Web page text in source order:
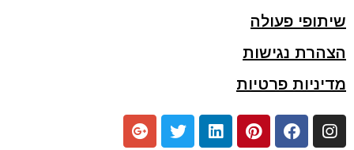
שיתופי פעולה
הצהרת נגישות
מדיניות פרטיות